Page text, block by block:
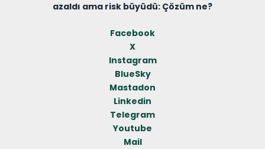
azaldı ama risk büyüdü: Çözüm ne?
Facebook
X
Instagram
BlueSky
Mastadon
Linkedin
Telegram
Youtube
Mail